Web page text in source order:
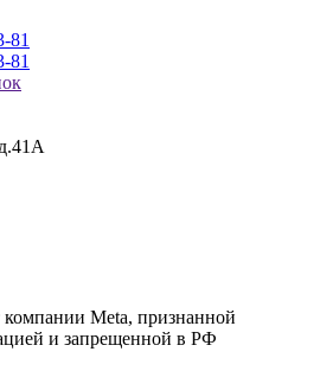
81
81
Meta, признанной
и запрещенной в РФ